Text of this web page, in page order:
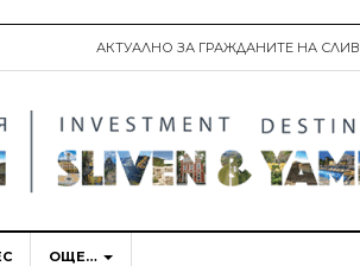
АКТУАЛНО ЗА ГРАЖДАНИТЕ НА
ОЩЕ…